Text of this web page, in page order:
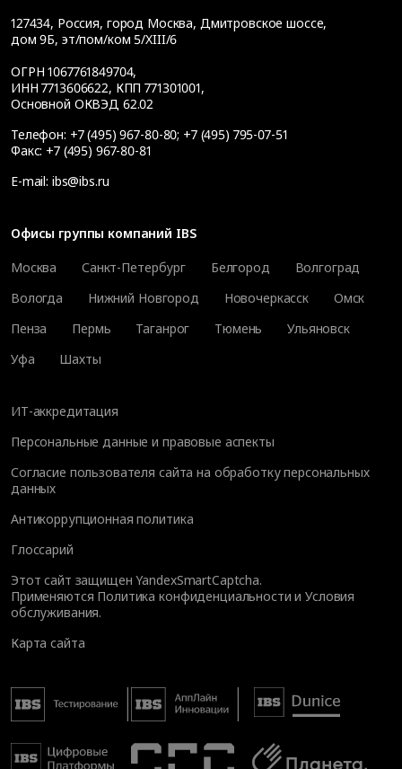
127434, Россия, город Москва, Дмитровское шоссе,
дом 9Б, эт/пом/ком 5/XIII/6
ОГРН 1067761849704,
ИНН 7713606622, КПП 771301001,
Основной ОКВЭД 62.02
Телефон: +7 (495) 967-80-80; +7 (495) 795-07-51
Факс: +7 (495) 967-80-81
E-mail: ibs@ibs.ru
Офисы группы компаний IBS
Москва
Санкт-Петербург Белгород
Волгоград
Вологда
Нижний Новгород Новочеркасск
Омск
Пенза
Пермь Таганрог Тюмень
Ульяновск
Уфа
Шахты
ИТ-аккредитация
Персональные данные и правовые аспекты
Согласие пользователя сайта на обработку персональных
данных
Антикоррупционная политика
Глоссарий
Этот сайт защищен YandexSmartCaptcha.
Применяются Политика конфиденциальности иУсловия
обслуживания.
Карта сайта